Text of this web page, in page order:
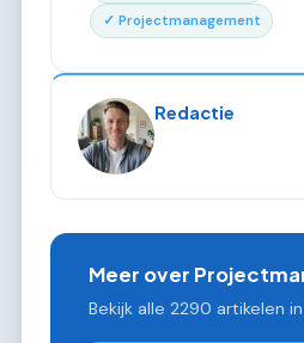
✓ Projectmanagement
Redactie
Meer over
Bekijk alle 2290 artikelen